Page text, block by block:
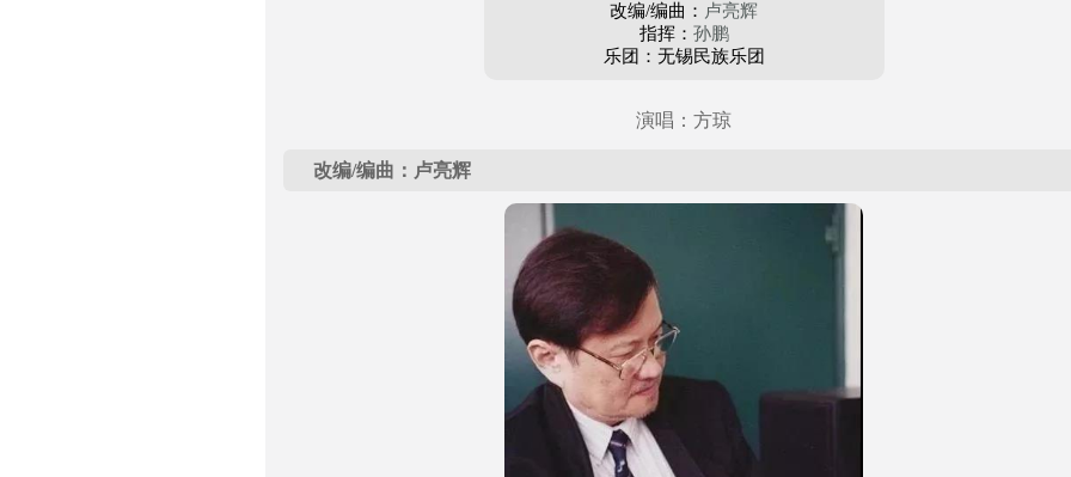
改编/编曲： 卢亮辉
指挥： 孙鹏
乐团：无锡民族乐团
演唱：方琼
改编/编曲：卢亮辉